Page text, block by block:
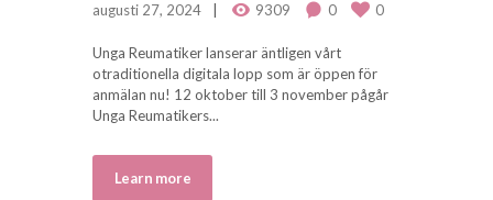
augusti 27, 2024 9309 0 0
Unga Reumatiker lanserar äntligen vårt
otraditionella digitala lopp som är öppen för
anmälan nu! 12 oktober till 3 november pågår
Unga Reumatikers...
Learn more